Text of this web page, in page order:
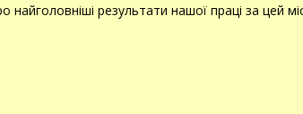
найголовніші результати нашої праці за цей